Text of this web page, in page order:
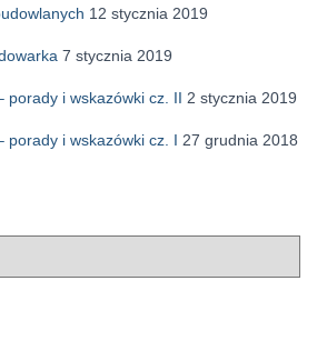
12 stycznia 2019
7 stycznia 2019
porady i wskazówki cz. II 2 stycznia 2019
porady i wskazówki cz. I 27 grudnia 2018